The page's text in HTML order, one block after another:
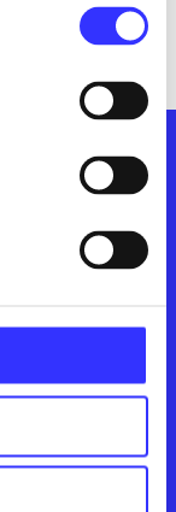
Feedback